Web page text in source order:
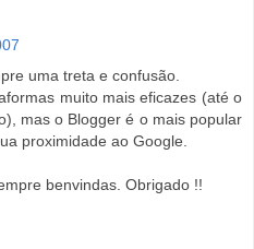
uma treta e confusão.
muito mais eficazes (até o
mas o Blogger é o mais popular
proximidade ao Google.
benvindas. Obrigado !!